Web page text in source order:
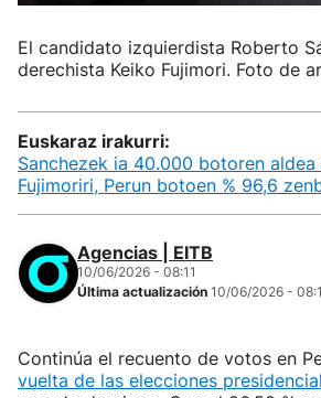
El candidato izquierdista Roberto
derechista Keiko Fujimori. Foto de
Euskaraz irakurri:
Sanchezek ia 40.000 botoren
Fujimoriri, Perun botoen % 96,6
Agencias | EITB
10/06/2026 - 08:11
Última actualización 10/06/2026 -
Continúa el recuento de votos en
vuelta de las elecciones